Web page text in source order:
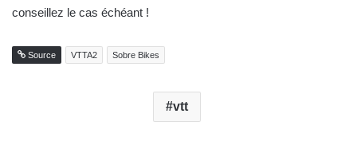
conseillez le cas échéant !
Source VTTA2 Sobre Bikes
vtt